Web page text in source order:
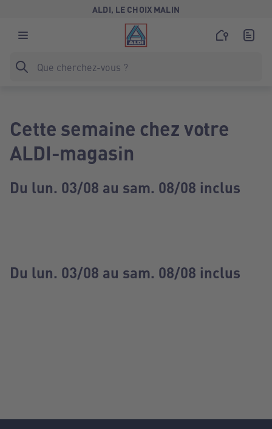
ALDI, LE CHOIX MALIN
Cette semaine chez votre
ALDI-magasin
Du lun. 03/08 au sam. 08/08 inclus
Du lun. 03/08 au sam. 08/08 inclus